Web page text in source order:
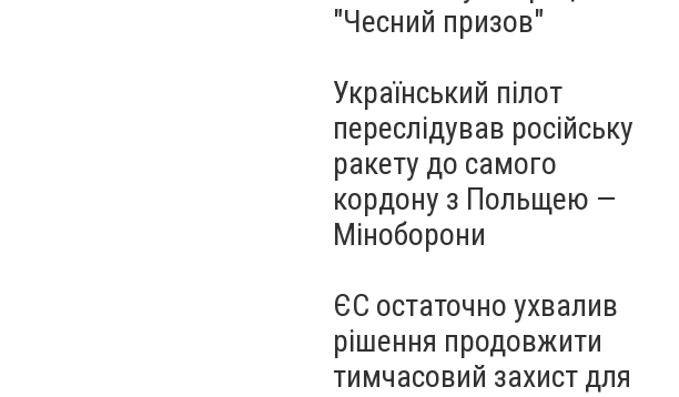
"Чесний призов"
Український пілот
переслідував російську
ракету до самого
кордону з Польщею —
Міноборони
ЄС остаточно ухвалив
рішення продовжити
тимчасовий захист для